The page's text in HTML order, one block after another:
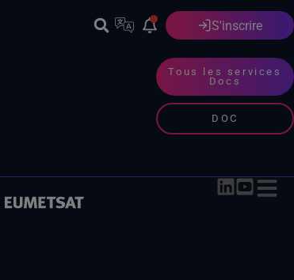
Français S'inscrire
Tous les services
Docs
DOC